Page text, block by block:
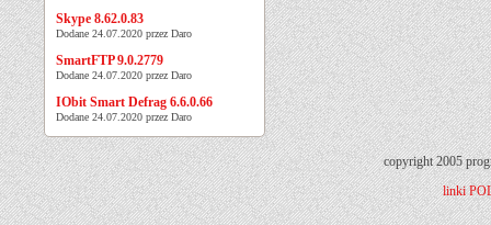
Skype 8.62.0.83
Dodane 24.07.2020 przez Daro
SmartFTP 9.0.2779
Dodane 24.07.2020 przez Daro
IObit Smart Defrag 6.6.0.66
Dodane 24.07.2020 przez Daro
copyright 2005
linki